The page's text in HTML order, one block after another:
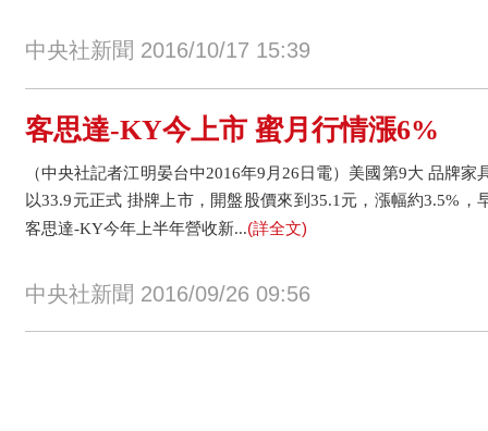
中央社新聞 2016/10/17 15:39
客思達-KY今上市 蜜月行情漲6%
（中央社記者江明晏台中2016年9月26日電）美國第9大 品牌
以33.9元正式 掛牌上市，開盤股價來到35.1元，漲幅約3.5%，
客思達-KY今年上半年營收新...(詳全文)
中央社新聞 2016/09/26 09:56